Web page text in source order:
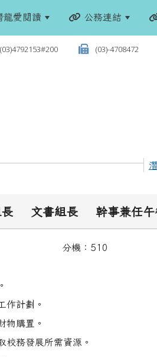
愛閱讀 公務連結
(03)4792153#200 (03)-4708472
文書組長 幹事兼任
分機：510
作計劃。
物購置。
校務發展所需資源。